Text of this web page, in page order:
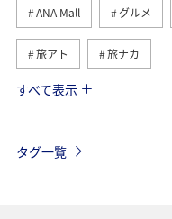
ANA Mall グルメ
旅アト 旅ナカ
マイルを使う
すべて表示
タグ一覧